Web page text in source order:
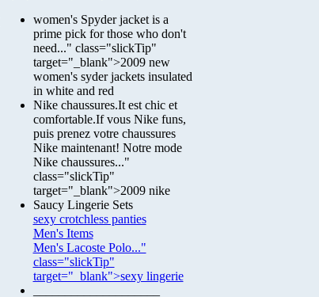
women's Spyder jacket is a
prime pick for those who don't
need..." class="slickTip"
target="_blank">2009 new
women's syder jackets insulated
in white and red
Nike chaussures.It est chic et
comfortable.If vous Nike funs,
puis prenez votre chaussures
Nike maintenant! Notre mode
Nike chaussures..."
class="slickTip"
target="_blank">2009 nike
Saucy Lingerie Sets
sexy crotchless panties
Men's Items
Men's Lacoste Polo..."
class="slickTip"
target="_blank">sexy lingerie